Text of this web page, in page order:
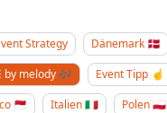
Strategy Dänemark 🇩🇰
by melody 🎶 Event Tipp ☝️
🇲🇨 Italien 🇮🇹 Polen 🇵🇱